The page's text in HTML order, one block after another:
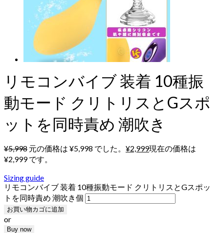
リモコンバイブ 装着 10種振
動モード クリトリスとGスポ
ットを同時責め 潮吹き
¥5,998 元の価格は ¥5,998 でした。 ¥2,999現在の価格は
¥2,999 です。
Sizing guide
リモコンバイブ 装着 10種振動モード クリトリスとGスポッ
トを同時責め 潮吹き個
お買い物カゴに追加
or
Buy now